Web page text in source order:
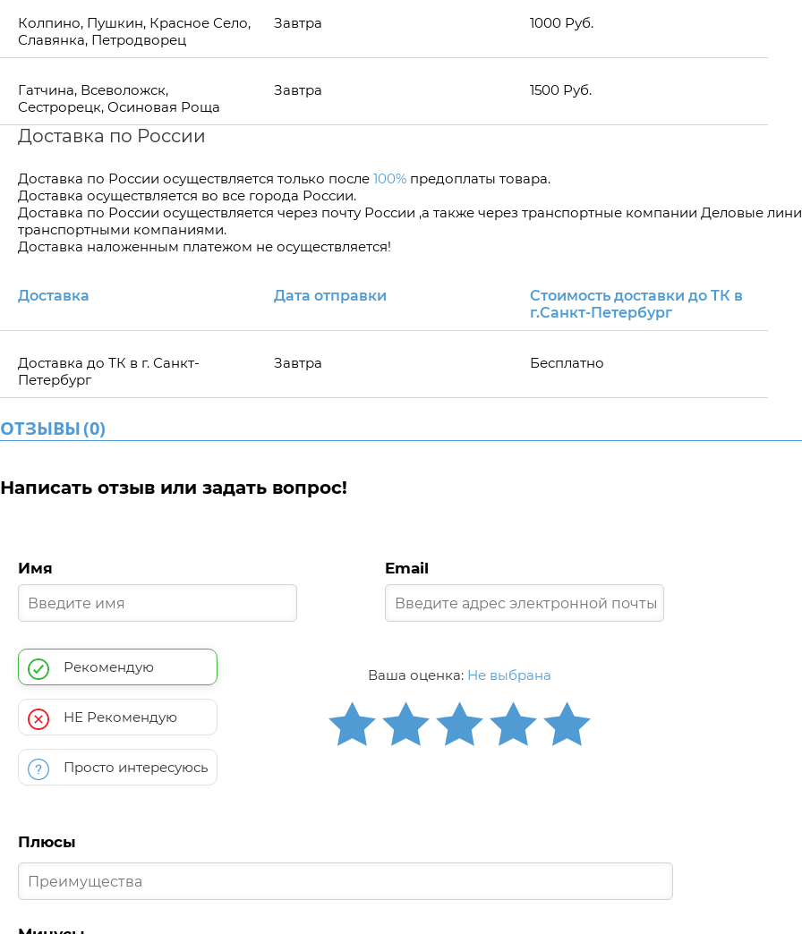
Колпино, Пушкин, Красное Село,
Славянка, Петродворец
Завтра 1000 Руб.
Гатчина, Всеволожск,
Сестрорецк, Осиновая Роща
Завтра 1500 Руб.
Доставка по России
Доставка по Росcии осуществляется только после 100% предоплаты товара.
Доставка осуществляется во все города России.
Доставка по России осуществляется через почту России ,а также через транспортные компании Деловые
транспортными компаниями.
Доставка наложенным платежом не осуществляется!
Доставка Дата отправки
Стоимость доставки до ТК в
г.Санкт-Петербург
Доставка до ТК в г. Санкт-
Петербург
Завтра Бесплатно
ОТЗЫВЫ(0)
Написать отзыв или задать вопрос!
Имя Email
Рекомендую
НЕ Рекомендую
Просто интересуюсь
Ваша оценка: Не выбрана
Плюсы